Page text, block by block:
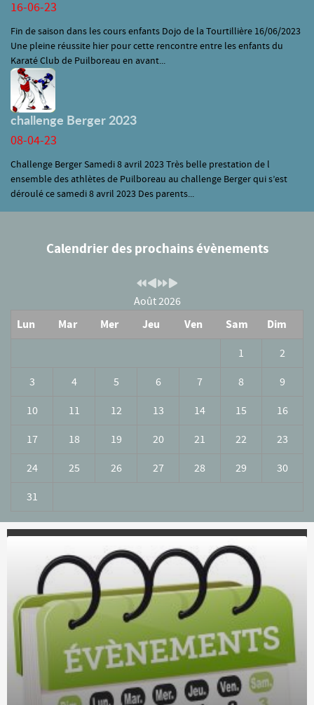
16-06-23
Fin de saison dans les cours enfants Dojo de la Tourtillière 16/06/2023
Une pleine réussite hier pour cette rencontre entre les enfants du
Karaté Club de Puilboreau en avant...
challenge Berger 2023
08-04-23
Challenge Berger Samedi 8 avril 2023 Très belle prestation de l
ensemble des athlètes de Puilboreau au challenge Berger qui s’est
déroulé ce samedi 8 avril 2023 Des parents...
Calendrier des prochains évènements
Août 2026
Lun
Mar Mer Jeu Ven Sam Dim
1 2
3 4 5 6 7 8 9
10 11 12 13 14 15 16
17 18 19 20 21 22 23
24 25 26 27 28 29 30
31